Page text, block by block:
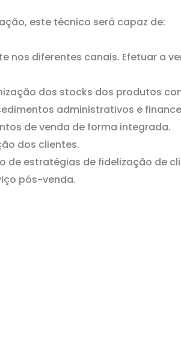
este técnico será capaz de:
nos diferentes canais. Efetuar a
dos stocks dos produtos
administrativos e
de venda de forma integrada.
dos clientes.
de estratégias de fidelização de
pós-venda.